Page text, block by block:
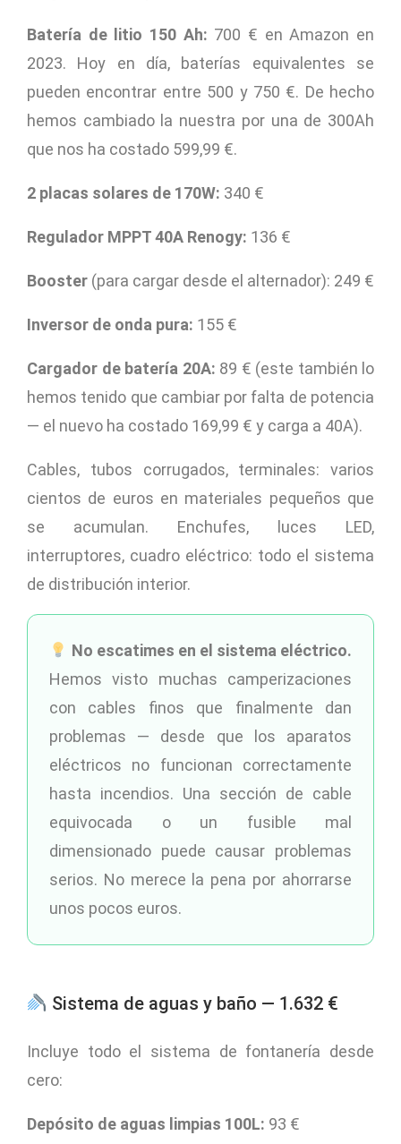
Batería de litio 150 Ah: 700 € en Amazon en
2023. Hoy en día, baterías equivalentes se
pueden encontrar entre 500 y 750 €. De hecho
hemos cambiado la nuestra por una de 300Ah
que nos ha costado 599,99 €.
2 placas solares de 170W: 340 €
Regulador MPPT 40A Renogy: 136 €
Booster (para cargar desde el alternador): 249 €
Inversor de onda pura: 155 €
Cargador de batería 20A: 89 € (este también lo
hemos tenido que cambiar por falta de potencia
— el nuevo ha costado 169,99 € y carga a 40A).
Cables, tubos corrugados, terminales: varios
cientos de euros en materiales pequeños que
se acumulan. Enchufes, luces LED,
interruptores, cuadro eléctrico: todo el sistema
de distribución interior.
No escatimes en el sistema eléctrico.
Hemos visto muchas camperizaciones
con cables finos que finalmente dan
problemas — desde que los aparatos
eléctricos no funcionan correctamente
hasta incendios. Una sección de cable
equivocada o un fusible mal
dimensionado puede causar problemas
serios. No merece la pena por ahorrarse
unos pocos euros.
Sistema de aguas y baño — 1.632 €
Incluye todo el sistema de fontanería desde
cero:
Depósito de aguas limpias 100L: 93 €